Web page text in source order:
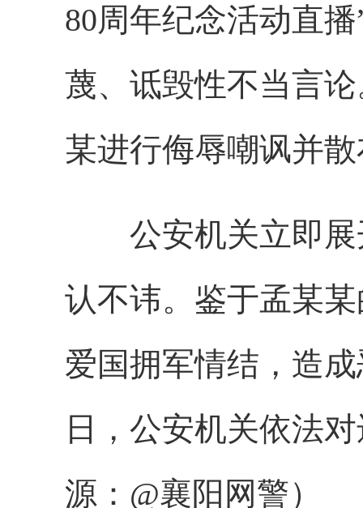
80周年纪念活动直
蔑、诋毁性不当言
某进行侮辱嘲讽并
公安机关立即展
认不讳。鉴于孟某
爱国拥军情结，造
日，公安机关依法
源：@襄阳网警）